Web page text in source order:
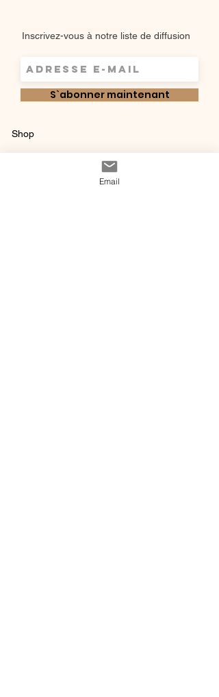
Inscrivez-vous à notre liste de diffusion
S`abonner maintenant
Shop
Qui sommes-
instagram
Email